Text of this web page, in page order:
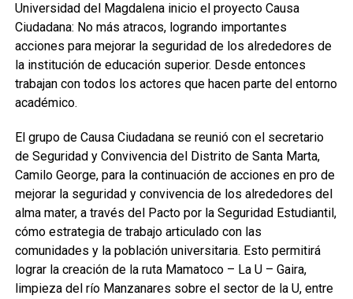
Universidad del Magdalena inicio el proyecto Causa
Ciudadana: No más atracos, logrando importantes
acciones para mejorar la seguridad de los alrededores de
la institución de educación superior. Desde entonces
trabajan con todos los actores que hacen parte del entorno
académico.
El grupo de Causa Ciudadana se reunió con el secretario
de Seguridad y Convivencia del Distrito de Santa Marta,
Camilo George, para la continuación de acciones en pro de
mejorar la seguridad y convivencia de los alrededores del
alma mater, a través del Pacto por la Seguridad Estudiantil,
cómo estrategia de trabajo articulado con las
comunidades y la población universitaria. Esto permitirá
lograr la creación de la ruta Mamatoco – La U – Gaira,
limpieza del río Manzanares sobre el sector de la U, entre